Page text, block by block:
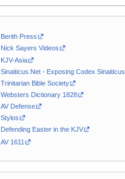
Berith Press
Nick Sayers Videos
KJV-Asia
Sinaiticus.Net - Exposing Codex Sinaiticus
Trinitarian Bible Society
Websters Dictionary 1828
AV Defense
Stylos
Defending Easter in the KJV
AV 1611